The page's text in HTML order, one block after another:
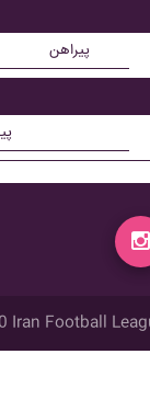
پیراهن
Iran Football